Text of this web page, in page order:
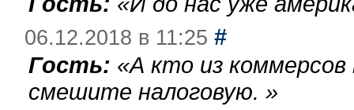
06.12.2018 в 11:25 #
Гость: «А кто из
смешите налоговую. »